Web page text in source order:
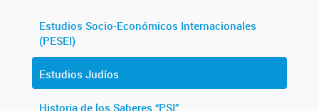
Estudios Socio-Económicos Internacionales
(PESEI)
Estudios Judíos
Historia de los Saberes “PSI”